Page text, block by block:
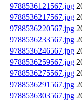
9788536121567.jpg
9788536217567.jpg
9788536220567.jpg
9788536233567.jpg
9788536246567.jpg
9788536259567.jpg
9788536275567.jpg
9788536291567.jpg
9788536303567.jpg